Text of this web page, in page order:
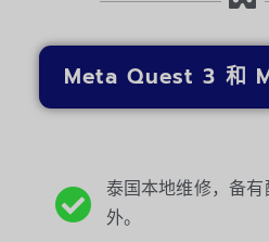
Meta Quest 3 和
泰国本地维修，备
外。